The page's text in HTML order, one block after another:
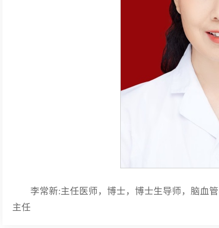
李常新:主任医师，博士，博士生导师，脑血
主任